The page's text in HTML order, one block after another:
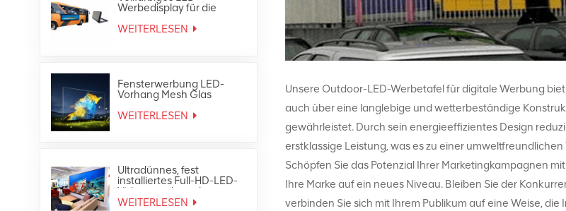
Werbedisplay für die
Heckscheibe des
Außenbusses
WEITERLESEN
Fensterwerbung LED-
Vorhang Mesh Glas
transparente LED-
Anzeige
WEITERLESEN
Ultradünnes, fest
installiertes Full-HD-LED-
Videowandpanel-
Bildschirmdisplay für den
WEITERLESEN
Unsere Outdoor-LED-Werbetafel für digitale Werbung
auch über eine langlebige und wetterbeständige
gewährleistet. Durch sein energieeffizientes Design
erstklassige Leistung, was es zu einer umweltfreundlichen
Schöpfen Sie das Potenzial Ihrer Marketingkampagnen
Ihre Marke auf ein neues Niveau. Bleiben Sie der
verbinden Sie sich mit Ihrem Publikum auf eine Weise,